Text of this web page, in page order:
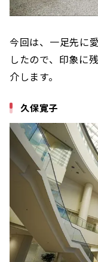
今回は、一足先に
したので、印象に
介します。
久保寛子